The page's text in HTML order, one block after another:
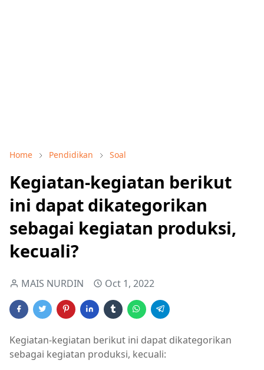
Home Pendidikan Soal
Kegiatan-kegiatan berikut
ini dapat dikategorikan
sebagai kegiatan produksi,
kecuali?
MAIS NURDIN Oct 1, 2022
Kegiatan-kegiatan berikut ini dapat dikategorikan
sebagai kegiatan produksi, kecuali: